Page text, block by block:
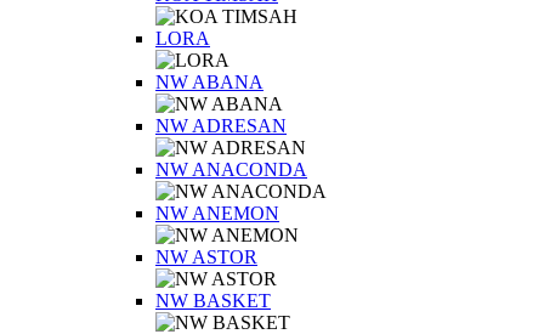
LORA
NW ABANA
NW ADRESAN
NW ANACONDA
NW ANEMON
NW ASTOR
NW BASKET